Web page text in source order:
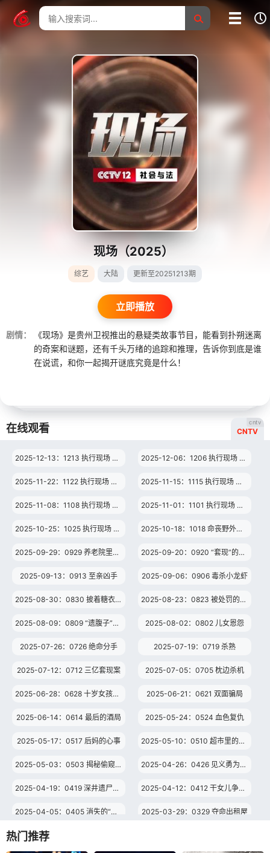
现场（2025）
综艺 大陆 更新至20251213期
立即播放
剧情：
《现场》是贵州卫视推出的悬疑类故事节目，能看到扑朔迷离
的奇案和谜题，还有千头万绪的追踪和推理，告诉你到底是谁
在说谎，和你一起揭开谜底究竟是什么！
在线观看 CNTV
cntv
2025-12-13：1213 执行现场 第三季 第8 2025-12-06：1206 执行现场 第三季 第7
2025-11-22：1122 执行现场 第三季 第5 2025-11-15：1115 执行现场 第三季 第4
2025-11-08：1108 执行现场 第三季 第3 2025-11-01：1101 执行现场 第三季 第2
2025-10-25：1025 执行现场 第三季 第1 2025-10-18：1018 命丧野外的女子
2025-09-29：0929 养老院里的年轻女子 2025-09-20：0920 “套现”的美容梦
2025-09-13：0913 至亲凶手 2025-09-06：0906 毒杀小龙虾
2025-08-30：0830 披着糖衣的“降压药” 2025-08-23：0823 被处罚的女教师
2025-08-09：0809 “遗腹子”争议 2025-08-02：0802 儿女恩怨
2025-07-26：0726 绝命分手 2025-07-19：0719 杀熟
2025-07-12：0712 三亿套现案 2025-07-05：0705 枕边杀机
2025-06-28：0628 十岁女孩的心愿 2025-06-21：0621 双面骗局
2025-06-14：0614 最后的酒局 2025-05-24：0524 血色复仇
2025-05-17：0517 后妈的心事 2025-05-10：0510 超市里的医美手术
2025-05-03：0503 揭秘偷窥之眼 2025-04-26：0426 见义勇为引纷争
2025-04-19：0419 深井遗尸案中案 2025-04-12：0412 干女儿争夺百万房产
2025-04-05：0405 消失的“美女主播” 2025-03-29：0329 夺命出租屋
2025-03-22：0322 叔嫂恩怨
热门推荐